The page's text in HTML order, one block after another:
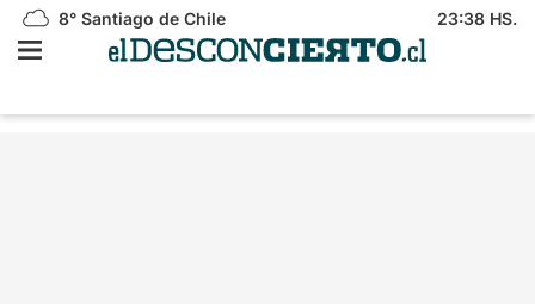
8° Santiago de Chile 23:38 HS.